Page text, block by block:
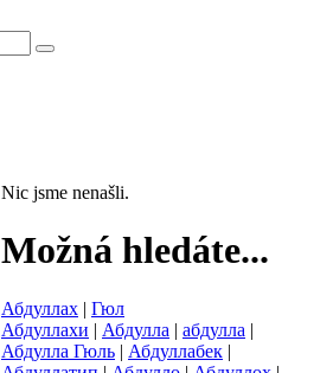
Nic jsme nenašli.
Možná hledáte...
Абдуллах | Гюл
Абдуллахи | Абдулла | абдулла |
Абдулла Гюль | Абдуллабек |